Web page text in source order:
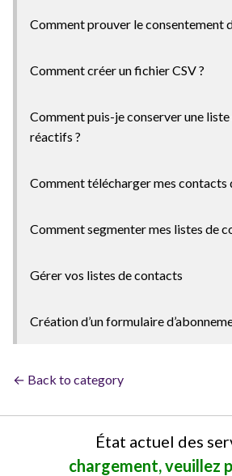
Comment prouver le consentement
Comment créer un fichier CSV ?
Comment puis-je conserver une
réactifs ?
Comment télécharger mes contacts
Comment segmenter mes listes de
Gérer vos listes de contacts
Création d’un formulaire
← Back to category
État actuel des
chargement, veuillez